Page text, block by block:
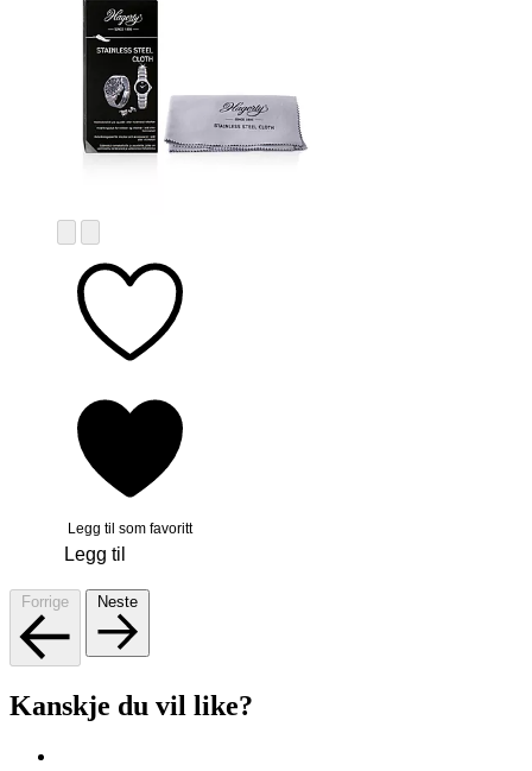
Legg til som favoritt
Legg til
Forrige Neste
Kanskje du vil like?